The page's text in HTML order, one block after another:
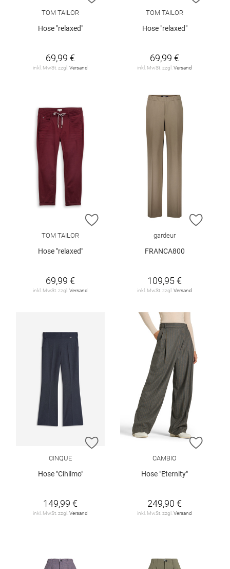
TOM TAILOR
Hose "relaxed"
69,99 €
inkl. MwSt. zzgl.Versand
TOM TAILOR
Hose "relaxed"
69,99 €
inkl. MwSt. zzgl.Versand
ZUR WUNSCHLISTE HINZUFÜGEN
TOM TAILOR
Hose "relaxed"
69,99 €
inkl. MwSt. zzgl. Versand
ZUR
gardeur
FRANCA800
109,95 €
inkl. MwSt. zzgl. Versand
ZUR WUNSCHLISTE HINZUFÜGEN
CINQUE
Hose "Cihilmo"
149,99 €
inkl. MwSt. zzgl. Versand
ZUR
CAMBIO
Hose "Eternity"
249,90 €
inkl. MwSt. zzgl. Versand